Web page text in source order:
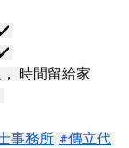
時間留給家
事務所 #傳立代